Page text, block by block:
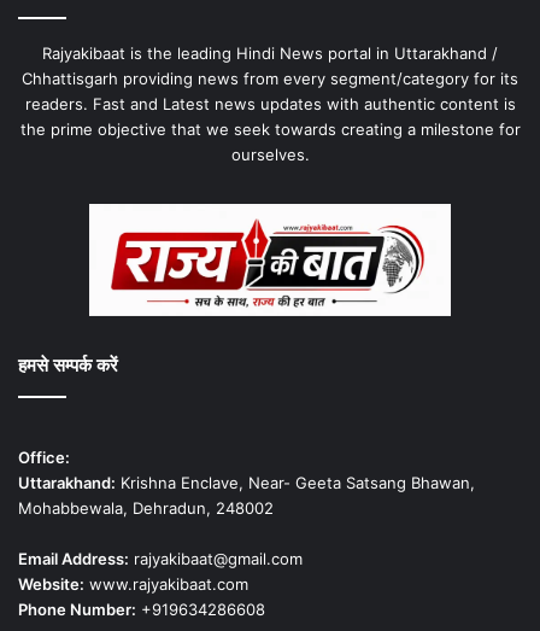
Rajyakibaat is the leading Hindi News portal in Uttarakhand /
Chhattisgarh providing news from every segment/category for its
readers. Fast and Latest news updates with authentic content is
the prime objective that we seek towards creating a milestone for
ourselves.
हमसे सम्पर्क करें
Office:
Uttarakhand: Krishna Enclave, Near- Geeta Satsang Bhawan,
Mohabbewala, Dehradun, 248002
Email Address: rajyakibaat@gmail.com
Website: www.rajyakibaat.com
Phone Number: +919634286608